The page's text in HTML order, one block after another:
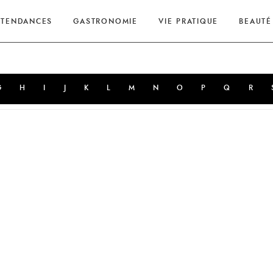
TENDANCES GASTRONOMIE VIE PRATIQUE
H K M N O P Q R